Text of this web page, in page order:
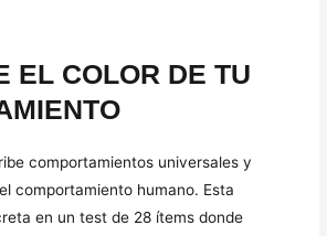
EL COLOR DE TU
comportamientos universales y
comportamiento humano. Esta
en un test de 28 ítems donde